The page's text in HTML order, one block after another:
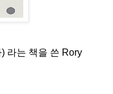
라는 책을 쓴 Rory